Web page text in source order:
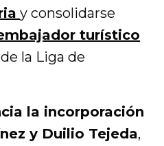
y consolidarse
turístico
la Liga de
la incorporación
y Duilio Tejeda,